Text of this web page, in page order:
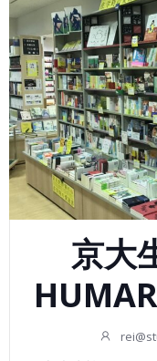
京大